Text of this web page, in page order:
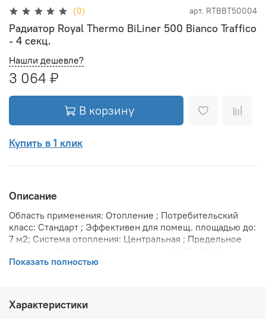
(0) арт. RTBBT50004
Радиатор Royal Thermo BiLiner 500 Bianco Traffico
- 4 секц.
Нашли дешевле?
3 064 ₽
В корзину
Купить в 1 клик
Описание
Область применения: Отопление ; Потребительский
класс: Стандарт ; Эффективен для помещ. площадью до:
7 м2; Система отопления: Центральная ; Предельное
Теплоотдача при Δt 60: 560 Вт; Теплоотдача при Δt 50:
теплоносителя: 110 °С; Межосевое расстояние: 500 мм;
Давление опрессовки: 45 бар; Объем воды в радиаторе:
Показать полностью
Характеристики